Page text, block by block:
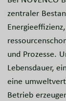
zentraler
und Prozesse.
Lebensdauer,
eine
Betrieb